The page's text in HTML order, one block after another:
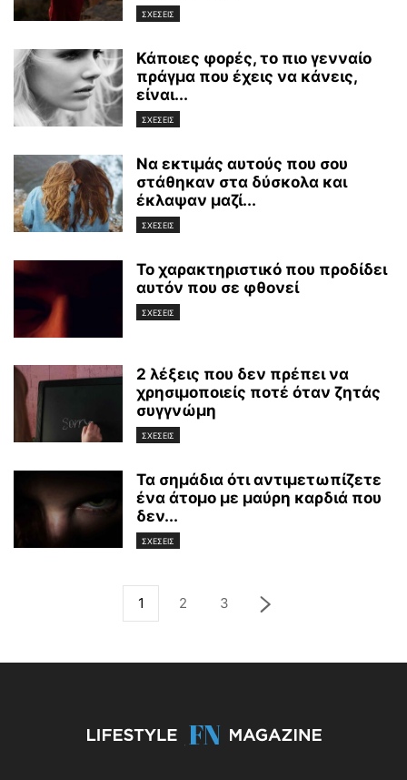
ΣΧΕΣΕΙΣ
Κάποιες φορές, το πιο γενναίο
πράγμα που έχεις να κάνεις,
είναι...
ΣΧΕΣΕΙΣ
Να εκτιμάς αυτούς που σου
στάθηκαν στα δύσκολα και
έκλαψαν μαζί...
ΣΧΕΣΕΙΣ
Το χαρακτηριστικό που προδίδει
αυτόν που σε φθονεί
ΣΧΕΣΕΙΣ
2 λέξεις που δεν πρέπει να
χρησιμοποιείς ποτέ όταν ζητάς
συγγνώμη
ΣΧΕΣΕΙΣ
Τα σημάδια ότι αντιμετωπίζετε
ένα άτομο με μαύρη καρδιά που
δεν...
ΣΧΕΣΕΙΣ
1 2 3